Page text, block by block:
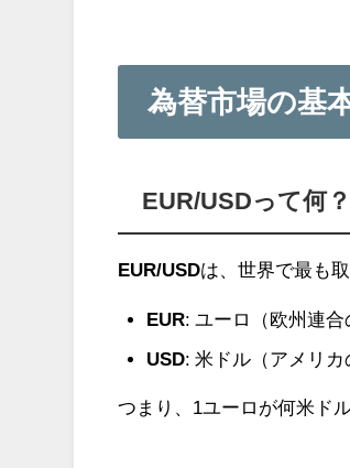
為替市場の基
EUR/USDって何？
EUR/USDは、世界で最も
EUR: ユーロ（欧州連合
USD: 米ドル（アメリカ
つまり、1ユーロが何米ド